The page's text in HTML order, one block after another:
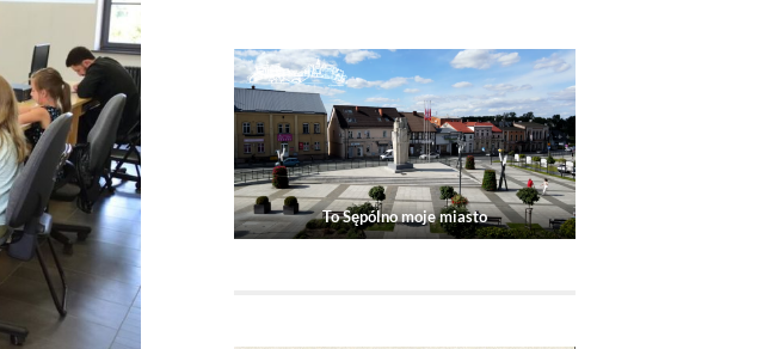
To Sępólno moje miasto